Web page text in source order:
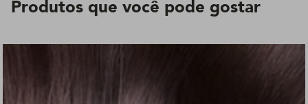
Produtos que você pode gostar